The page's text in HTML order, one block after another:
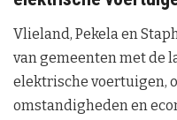
Vlieland, Pekela en
van gemeenten met de
elektrische voertuigen,
omstandigheden en